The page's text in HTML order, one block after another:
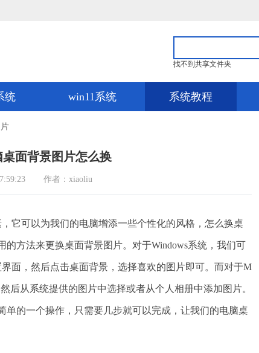
找不到共享文件夹
统 win11系统 系统教程
面背景图片怎么换
作者：xiaoliu
可以为我们的电脑增添一些个性化的风格，怎么换桌
方法来更换桌面背景图片。对于Windows系统，我们可
面，然后点击桌面背景，选择喜欢的图片即可。而对于M
后从系统提供的图片中选择或者从个人相册中添加图片。
单的一个操作，只需要几步就可以完成，让我们的电脑桌